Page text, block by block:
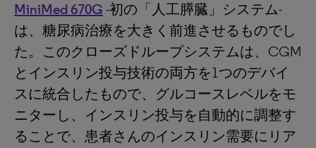
MiniMed 670G -初の「人工膵臓」システム-
は、糖尿病治療を大きく前進させるものでし
た。このクローズドループシステムは、CGM
とインスリン投与技術の両方を1つのデバイ
スに統合したもので、グルコースレベルをモ
ニターし、インスリン投与を自動的に調整す
ることで、患者さんのインスリン需要にリア